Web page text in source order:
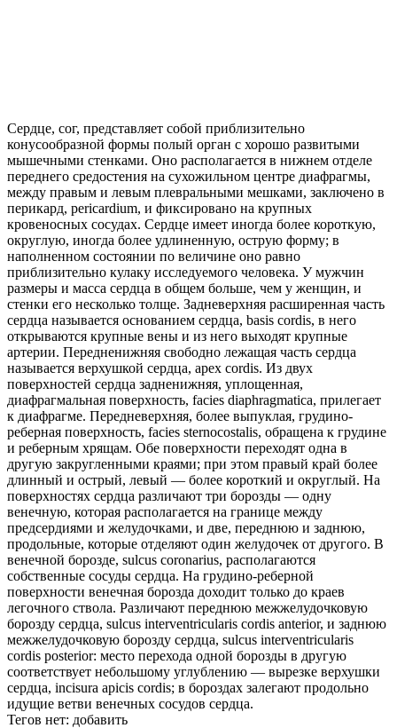
Сердце, сог, представляет собой приблизительно
конусообразной формы полый орган с хорошо развитыми
мышечными стенками. Оно располагается в нижнем отделе
переднего средостения на сухожильном центре диафрагмы,
между правым и левым плевральными мешками, заключено в
перикард, pericardium, и фиксировано на крупных
кровеносных сосудах. Сердце имеет иногда более короткую,
округлую, иногда более удлиненную, острую форму; в
наполненном состоянии по величине оно равно
приблизительно кулаку исследуемого человека. У мужчин
размеры и масса сердца в общем больше, чем у женщин, и
стенки его несколько толще. Задневерхняя расширенная часть
сердца называется основанием сердца, basis cordis, в него
открываются крупные вены и из него выходят крупные
артерии. Передненижняя свободно лежащая часть сердца
называется верхушкой сердца, apex cordis. Из двух
поверхностей сердца задненижняя, уплощенная,
диафрагмальная поверхность, facies diaphragmatica, прилегает
к диафрагме. Передневерхняя, более выпуклая, грудино-
реберная поверхность, facies sternocostalis, обращена к грудине
и реберным хрящам. Обе поверхности переходят одна в
другую закругленными краями; при этом правый край более
длинный и острый, левый — более короткий и округлый. На
поверхностях сердца различают три борозды — одну
венечную, которая располагается на границе между
предсердиями и желудочками, и две, переднюю и заднюю,
продольные, которые отделяют один желудочек от другого. В
венечной борозде, sulcus coronarius, располагаются
собственные сосуды сердца. На грудино-реберной
поверхности венечная борозда доходит только до краев
легочного ствола. Различают переднюю межжелудочковую
борозду сердца, sulcus interventricularis cordis anterior, и заднюю
межжелудочковую борозду сердца, sulcus interventricularis
cordis posterior: место перехода одной борозды в другую
соответствует небольшому углублению — вырезке верхушки
сердца, incisura apicis cordis; в бороздах залегают продольно
идущие ветви венечных сосудов сердца.
Тегов нет: добавить